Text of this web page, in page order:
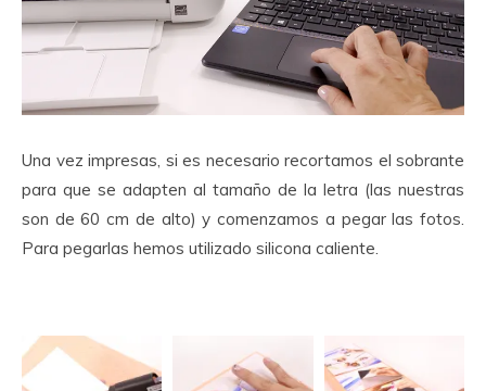
Una vez impresas, si es necesario recortamos el sobrante
para que se adapten al tamaño de la letra (las nuestras
son de 60 cm de alto) y comenzamos a pegar las fotos.
Para pegarlas hemos utilizado silicona caliente.